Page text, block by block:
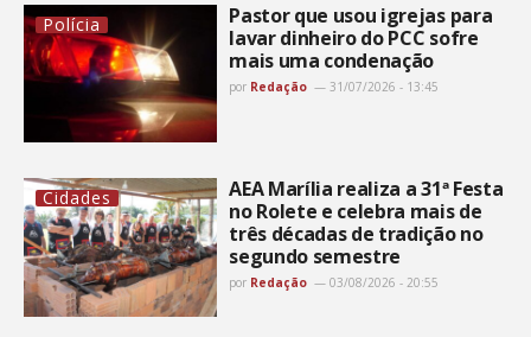
Polícia
Pastor que usou igrejas para
lavar dinheiro do PCC sofre
mais uma condenação
por Redação 31/07/2026 - 13:45
Cidades
AEA Marília realiza a 31ª Festa
no Rolete e celebra mais de
três décadas de tradição no
segundo semestre
por Redação 03/08/2026 - 20:55